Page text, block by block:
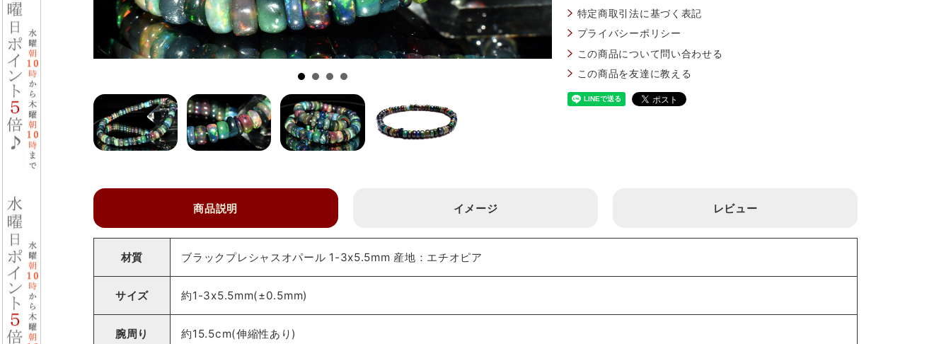
特定商取引法に基づく表記
プライバシーポリシー
この商品について問い合わせる
この商品を友達に教える
商品説明 イメージ レビュー
材質 ブラックプレシャスオパール 1-3x5.5mm 産地：エチオピア
サイズ 約1-3x5.5mm(±0.5mm)
腕周り 約15.5cm(伸縮性あり)